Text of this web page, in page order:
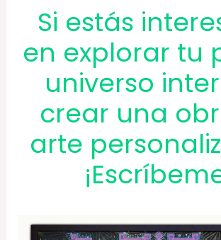
Si estás
en explorar tu
universo
crear una
arte